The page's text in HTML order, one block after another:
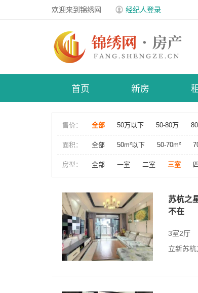
欢迎来到锦绣网 经纪人登录
首页 新房
售价： 全部 50万以下 50-80万
面积： 全部 50m²以下 50-70m²
房型： 全部 一室 二室 三室
苏杭之
不在
3室2厅
立新苏杭